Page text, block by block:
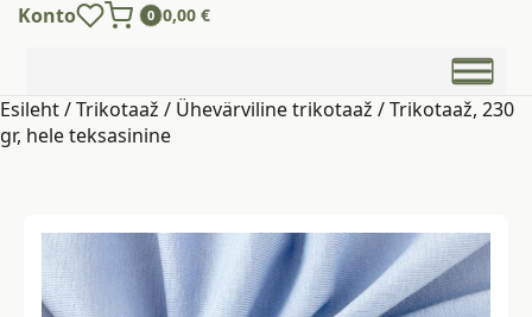
Konto 0 0,00 €
Esileht/Trikotaaž / Ühevärviline trikotaaž / Trikotaaž, 230
gr, hele teksasinine